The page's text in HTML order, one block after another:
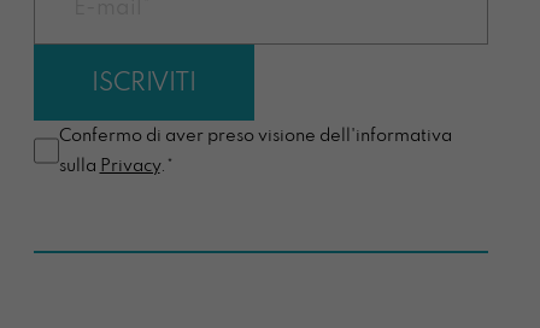
Confermo di aver preso visione dell'informativa
sulla Privacy.*